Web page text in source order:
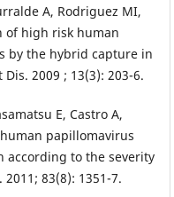
A, Rodriguez MI,
of high risk human
by the hybrid capture in
2009 ; 13(3): 203-6.
E, Castro A,
papillomavirus
according to the severity
83(8): 1351-7.